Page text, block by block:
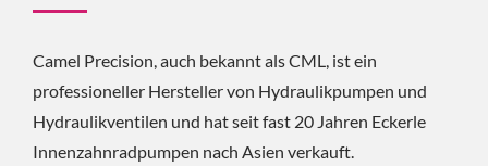
Camel Precision, auch bekannt als CML, ist ein
professioneller Hersteller von Hydraulikpumpen und
Hydraulikventilen und hat seit fast 20 Jahren Eckerle
Innenzahnradpumpen nach Asien verkauft.